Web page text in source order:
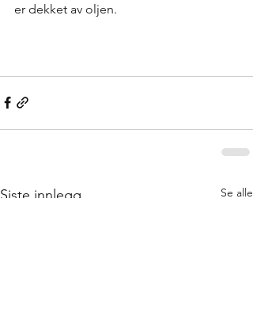
er dekket av oljen.
Siste innlegg Se alle